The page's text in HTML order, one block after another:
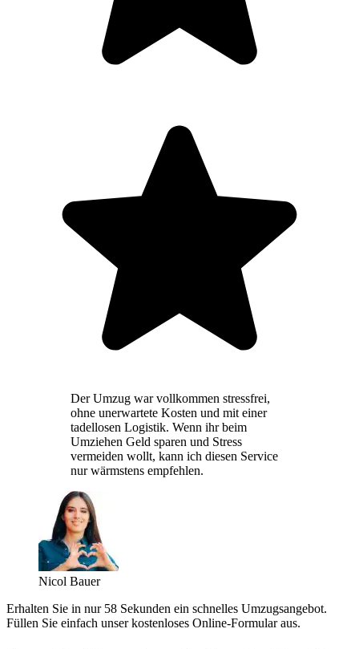
Der Umzug war vollkommen stressfrei,
ohne unerwartete Kosten und mit einer
tadellosen Logistik. Wenn ihr beim
Umziehen Geld sparen und Stress
vermeiden wollt, kann ich diesen Service
nur wärmstens empfehlen.
Nicol Bauer
Erhalten Sie in nur 58 Sekunden ein schnelles Umzugsangebot.
Füllen Sie einfach unser kostenloses Online-Formular aus.